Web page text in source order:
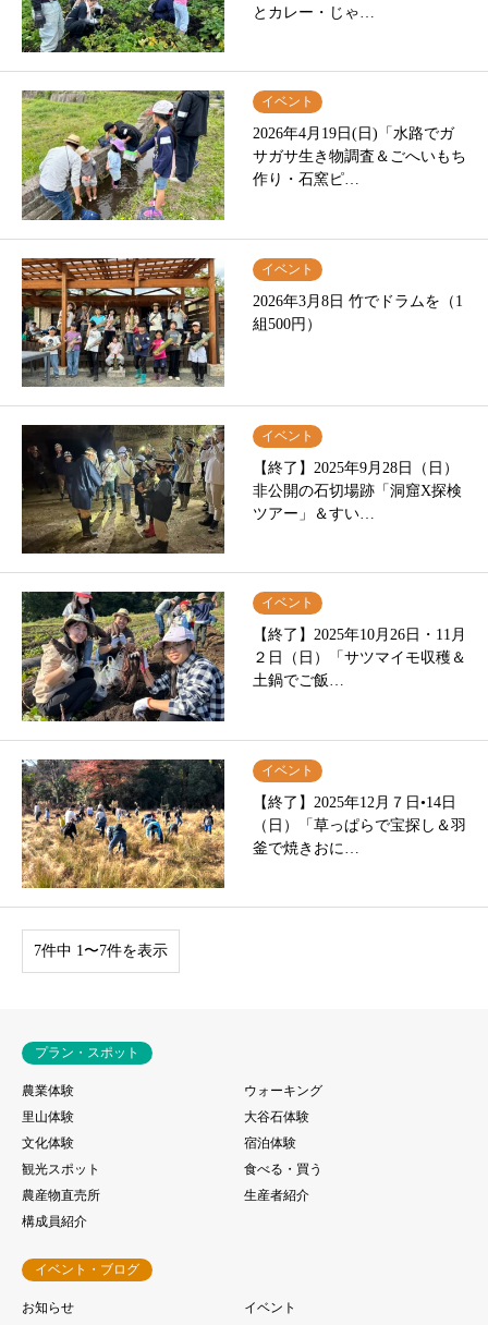
とカレー・じゃ…
イベント
2026年4月19日(日)「水路でガ
サガサ生き物調査＆ごへいもち
作り・石窯ピ…
イベント
2026年3月8日 竹でドラムを（1
組500円）
イベント
【終了】2025年9月28日（日）
非公開の石切場跡「洞窟X探検
ツアー」＆すい…
イベント
【終了】2025年10月26日・11月
２日（日）「サツマイモ収穫＆
土鍋でご飯…
イベント
【終了】2025年12月７日•14日
（日）「草っぱらで宝探し＆羽
釜で焼きおに…
7件中 1〜7件を表示
プラン・スポット
農業体験
ウォーキング
里山体験
大谷石体験
文化体験
宿泊体験
観光スポット
食べる・買う
農産物直売所
生産者紹介
構成員紹介
イベント・ブログ
お知らせ イベント